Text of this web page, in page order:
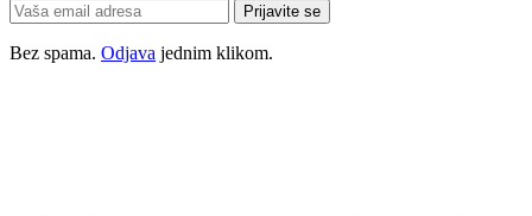
Prijavite se
Bez spama. Odjava jednim klikom.